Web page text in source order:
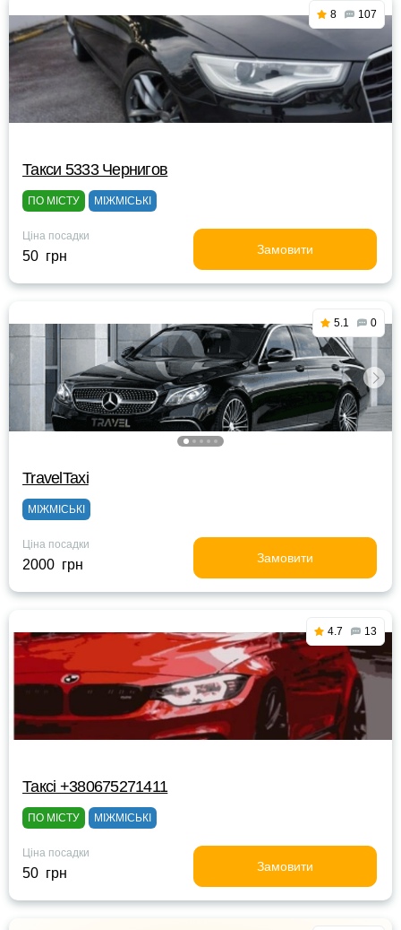
8 107
Такси 5333 Чернигов
ПО МІСТУ МІЖМІСЬКІ
Ціна посадки
50 грн Замовити
5.1 0
TravelTaxi
МІЖМІСЬКІ
Ціна посадки
2000 грн Замовити
4.7 13
Таксі +380675271411
ПО МІСТУ МІЖМІСЬКІ
Ціна посадки
50 грн Замовити